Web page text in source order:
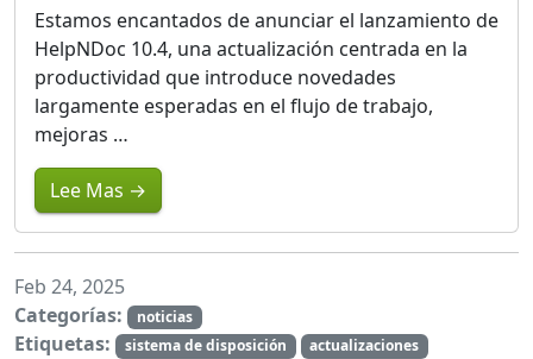
Estamos encantados de anunciar el lanzamiento de
HelpNDoc 10.4, una actualización centrada en la
productividad que introduce novedades
largamente esperadas en el flujo de trabajo,
mejoras …
Lee Mas →
Feb 24, 2025
Categorías:
noticias
Etiquetas: sistema de disposición actualizaciones